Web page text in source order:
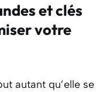
et clés
votre
autant qu’elle se